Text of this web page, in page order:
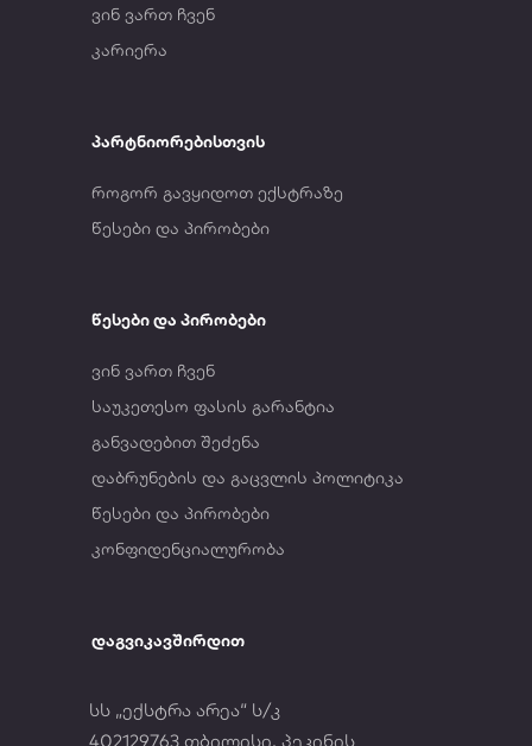
ვინ ვართ ჩვენ
კარიერა
პარტნიორებისთვის
როგორ გავყიდოთ ექსტრაზე
წესები და პირობები
წესები და პირობები
ვინ ვართ ჩვენ
საუკეთესო ფასის გარანტია
განვადებით შეძენა
დაბრუნების და გაცვლის პოლიტიკა
წესები და პირობები
კონფიდენციალურობა
დაგვიკავშირდით
სს „ექსტრა არეა“ ს/კ
402129763 თბილისი, პეკინის